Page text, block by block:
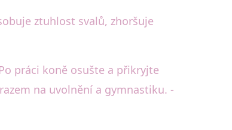
ztuhlost svalů, zhoršuje
práci koně osušte a přikryjte
na uvolnění a gymnastiku. -